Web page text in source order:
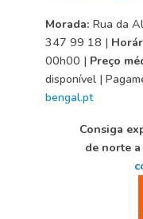
Morada: Rua da
347 99 18 |
00h00 | Preço
disponível |
bengal.pt
Consiga
de norte